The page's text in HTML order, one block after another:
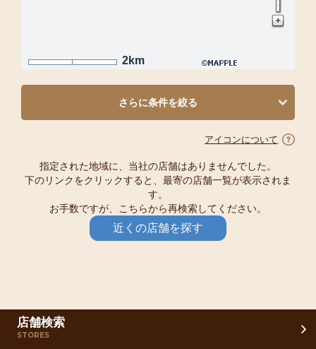
2km
さらに条件を絞る
アイコンについて
指定された地域に、当社の店舗はありませんでした。
下のリンクをクリックすると、最寄の店舗一覧が表示されま
す。
お手数ですが、こちらから再検索してください。
近くの店舗を探す
店舗検索
STORES